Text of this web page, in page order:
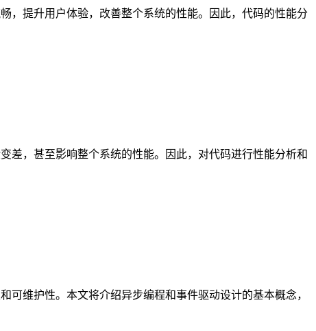
，提升用户体验，改善整个系统的性能。因此，代码的性能分
差，甚至影响整个系统的性能。因此，对代码进行性能分析和
维护性。本文将介绍异步编程和事件驱动设计的基本概念，